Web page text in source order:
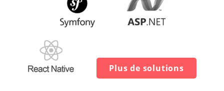
Plus de solutions